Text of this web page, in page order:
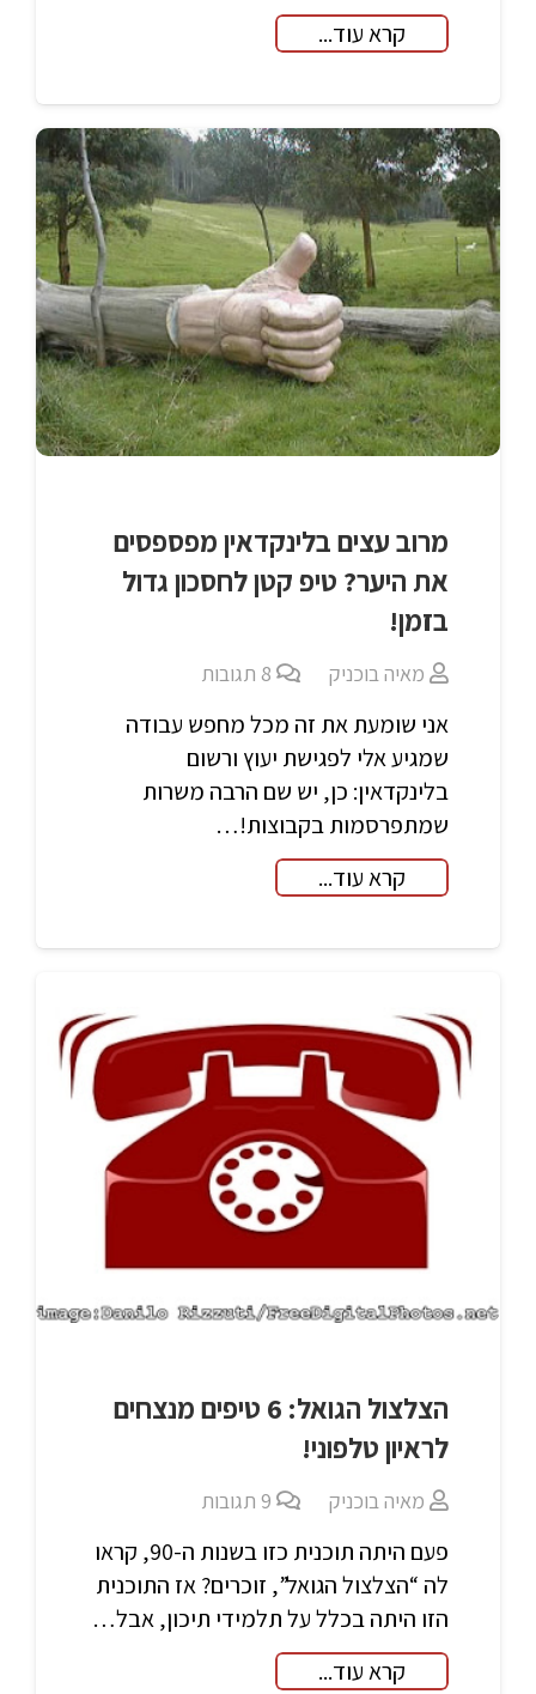
קרא עוד...
מרוב עצים בלינקדאין מפספסים
את היער? טיפ קטן לחסכון גדול
בזמן!
מאיה בוכניק 8 תגובות
אני שומעת את זה מכל מחפש עבודה
שמגיע אלי לפגישת יעוץ ורשום
בלינקדאין: כן, יש שם הרבה משרות
שמתפרסמות בקבוצות!…
קרא עוד...
הצלצול הגואל: 6 טיפים מנצחים
לראיון טלפוני!
מאיה בוכניק 9 תגובות
פעם היתה תוכנית כזו בשנות ה-90, קראו
לה “הצלצול הגואל”, זוכרים? אז התוכנית
הזו היתה בכלל על תלמידי תיכון, אבל…
קרא עוד...